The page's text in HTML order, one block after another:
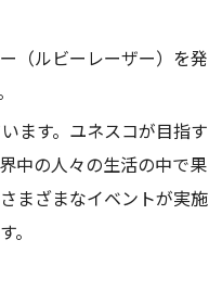
（ルビーレーザー）を発
ます。ユネスコが目指す
中の人々の生活の中で果
まざまなイベントが実施
。